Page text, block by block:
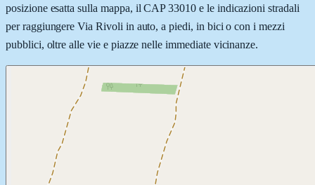
posizione esatta sulla mappa, il CAP 33010 e le indicazioni stradali
per raggiungere Via Rivoli in auto, a piedi, in bici o con i mezzi
pubblici, oltre alle vie e piazze nelle immediate vicinanze.